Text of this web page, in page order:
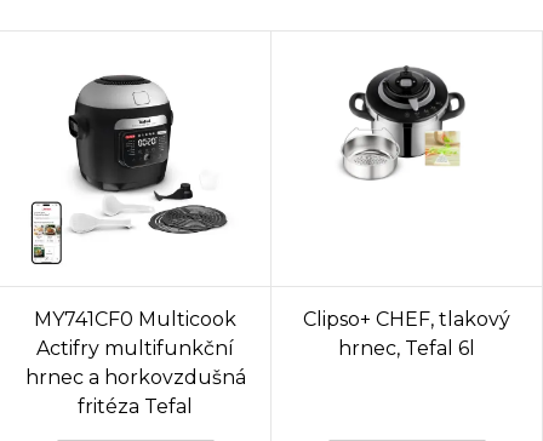
MY741CF0 Multicook
Actifry multifunkční
hrnec a horkovzdušná
fritéza Tefal
Clipso+ CHEF, tlakový
hrnec, Tefal 6l